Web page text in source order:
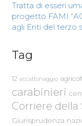
Tratta di esseri
progetto FAMI
agli Enti del terzo
Tag
12 accattonaggio
carabinieri
Corriere della
Giurisprudenza